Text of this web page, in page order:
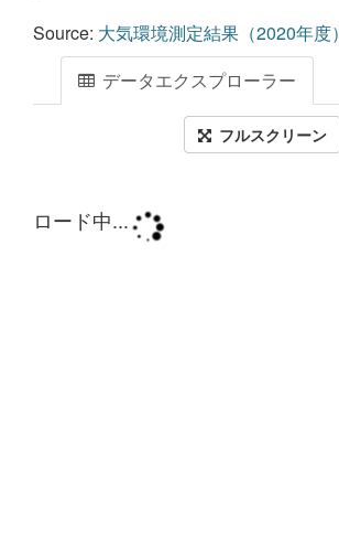
Source: 大気環境測定結果（2020年度）
データエクスプローラー
フルスクリーン